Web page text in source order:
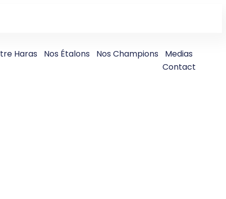
Haras Nos Étalons Nos Champions
Medias
Contact